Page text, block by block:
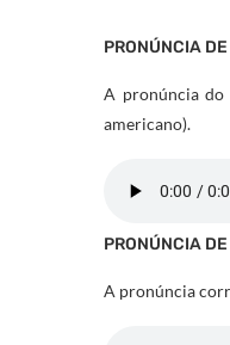
PRONÚNCIA DE
A pronúncia do
americano).
PRONÚNCIA
A pronúncia